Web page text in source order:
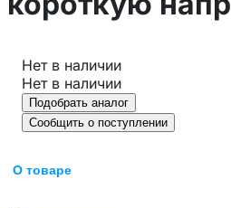
Нет в наличии
Нет в наличии
Подобрать аналог
Сообщить о поступлении
О товаре